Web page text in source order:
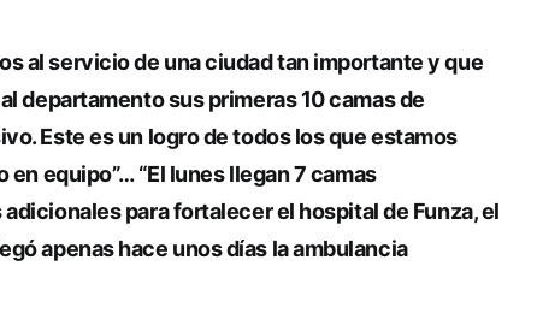
al servicio de una ciudad tan importante y que
departamento sus primeras 10 camas de
Este es un logro de todos los que estamos
en equipo”… “El lunes llegan 7 camas
para fortalecer el hospital de Funza, el
apenas hace unos días la ambulancia